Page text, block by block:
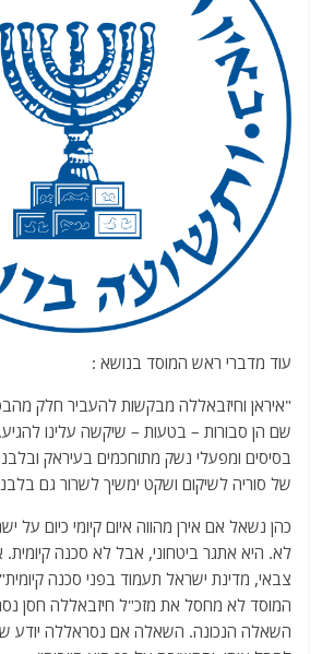
עוד מדברי ראש המוסד בנושא :
"איראן וחיזבאללה מבקשות להעביר חלק
שם הן סבורות – בטעות – שיקשה עלינו
בסיסים ומפעלי נשק מתוחכמים בעיראק
של סוריה לשיקום ושקט ימשיך לשרור גם
כהן נשאל אם אירן מהווה איום קיומי כיום על
לא. היא אתגר ביטחוני, אבל לא סכנה
צבאי, מדינת ישראל תעמוד בפני סכנה
המוסד לא מחסל את מזכ"ל חיזבאללה חסן
השאלה הנכונה. השאלה אם נסראללה יודע